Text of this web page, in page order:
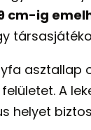
cm-ig
asztallap
A
helyet